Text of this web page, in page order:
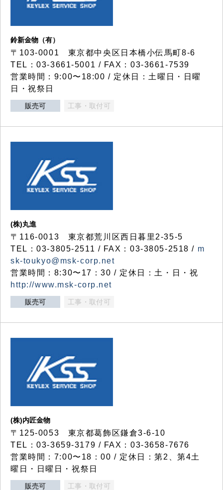
鈴新金物（有）
〒103-0001 東京都中央区日本橋小伝馬町8-6
TEL：03-3661-5001 / FAX：03-3661-7539
営業時間：9:00〜18:00 / 定休日：土曜日・日曜
日・祝祭日
販売可 工事・取付可
(株)丸進
〒116-0013 東京都荒川区西日暮里2-35-5
TEL：03-3805-2511 / FAX：03-3805-2518 / m
sk-toukyo@msk-corp.net
営業時間：8:30〜17：30 / 定休日：土・日・祝
http://www.msk-corp.net
販売可 工事・取付可
(株)内匠金物
〒125-0053 東京都葛飾区鎌倉3-6-10
TEL：03-3659-3179 / FAX：03-3658-7676
営業時間：7:00〜18：00 / 定休日：第2、第4土
曜日・日曜日・祝祭日
販売可 工事・取付可